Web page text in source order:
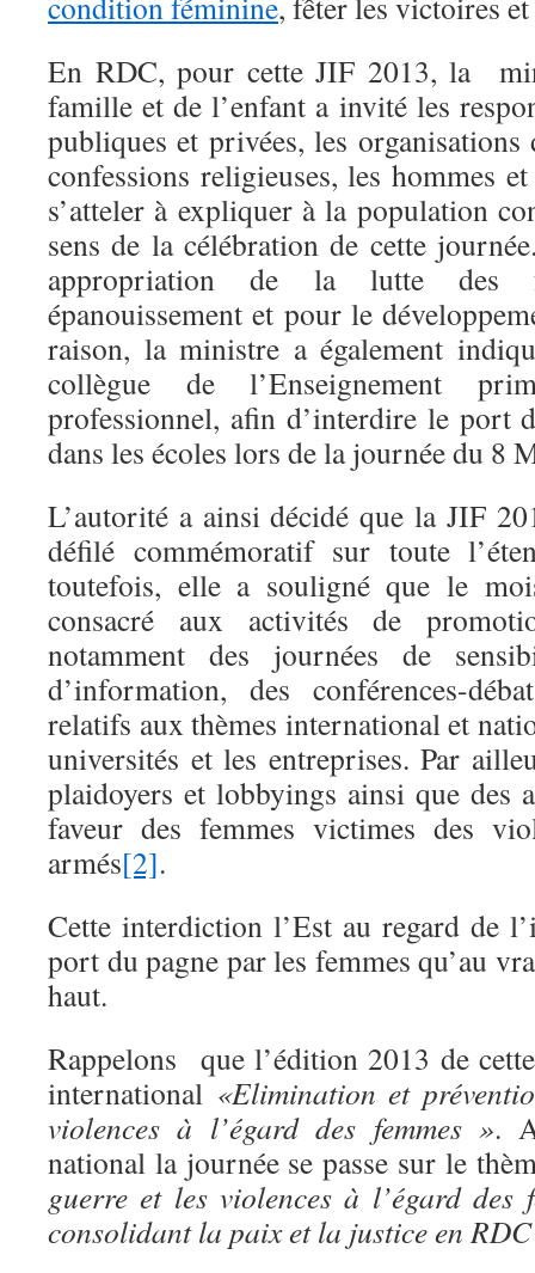
En RDC, pour cette JIF 2013, la
famille et de l’enfant a invité les
publiques et privées, les
confessions religieuses, les hommes
s’atteler à expliquer à la population
sens de la célébration de cette
appropriation de la lutte des
épanouissement et pour le
raison, la ministre a également
collègue de l’Enseignement
professionnel, afin d’interdire le port
dans les écoles lors de la journée du 8
L’autorité a ainsi décidé que la JIF
défilé commémoratif sur toute
toutefois, elle a souligné que le
consacré aux activités de
notamment des journées de
d’information, des conférences-
relatifs aux thèmes international et
universités et les entreprises. Par
plaidoyers et lobbyings ainsi que des
faveur des femmes victimes des
armés[2].
Cette interdiction l’Est au regard de
port du pagne par les femmes qu’au
haut.
Rappelons que l’édition 2013 de
international «Elimination et
violences à l’égard des femmes ».
national la journée se passe sur le
guerre et les violences à l’égard des
consolidant la paix et la justice en